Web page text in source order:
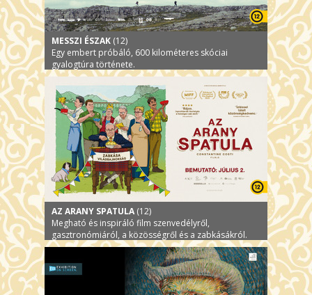
MESSZI ÉSZAK (12)
Egy embert próbáló, 600 kilométeres skóciai
gyalogtúra története.
AZ ARANY SPATULA (12)
Megható és inspiráló film szenvedélyről,
gasztronómiáról, a közösségről és a zabkásákról.